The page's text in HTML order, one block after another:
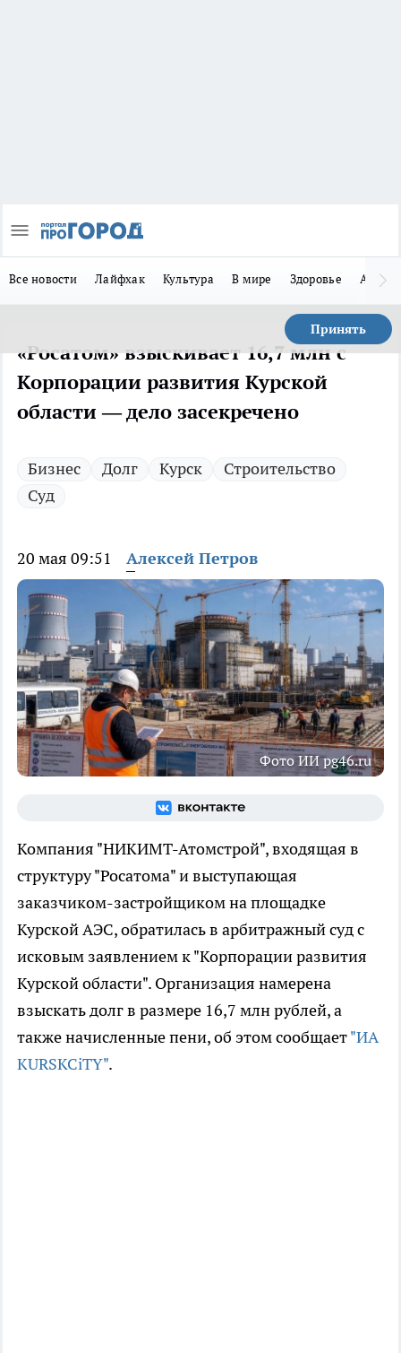
Все новости Лайфхак Культура В мире Здоровье Авто
Принять
«Росатом» взыскивает 16,7 млн с
Корпорации развития Курской
области — дело засекречено
Бизнес Долг Курск
Строительство
Суд
20 мая 09:51 Алексей Петров
Фото ИИ pg46.ru
Компания "НИКИМТ-Атомстрой", входящая в
структуру "Росатома" и выступающая
заказчиком-застройщиком на площадке
Курской АЭС, обратилась в арбитражный суд с
исковым заявлением к "Корпорации развития
Курской области". Организация намерена
взыскать долг в размере 16,7 млн рублей, а
также начисленные пени, об этом сообщает"ИА
KURSKCiTY".